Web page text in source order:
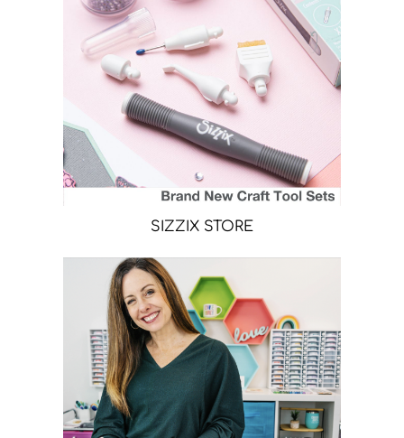
SIZZIX STORE